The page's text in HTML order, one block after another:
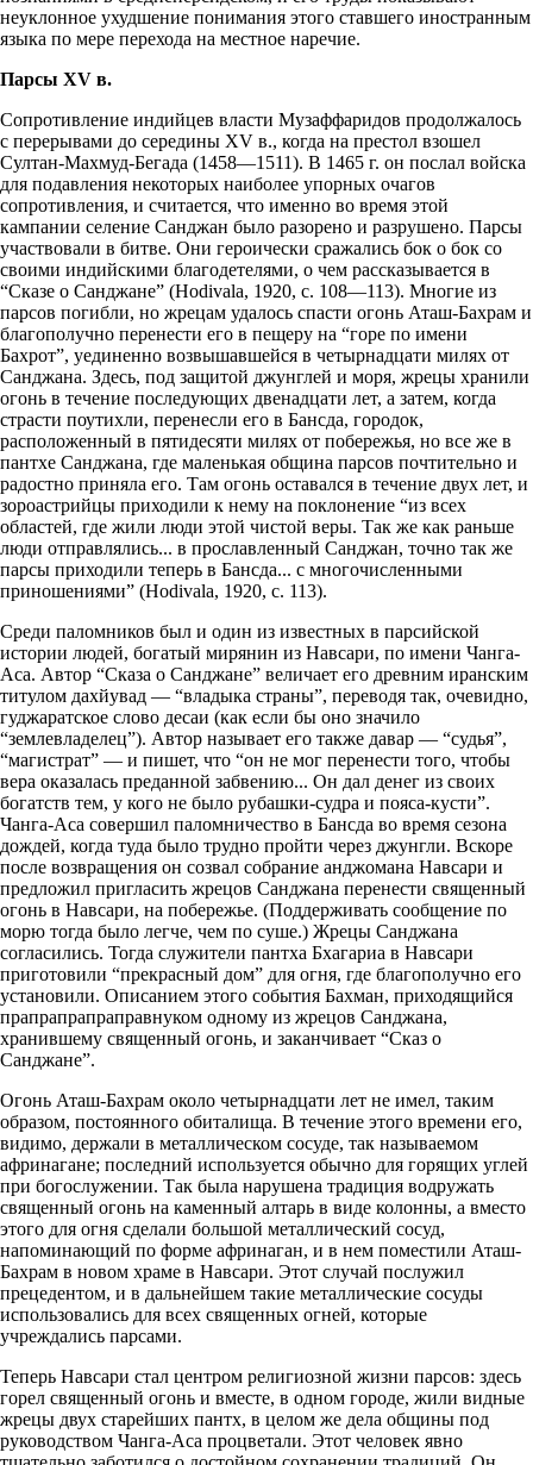
неуклонное ухудшение понимания этого ставшего иностранным
языка по мере перехода на местное наречие.
Парсы XV в.
Сопротивление индийцев власти Музаффаридов продолжалось
с перерывами до середины XV в., когда на престол взошел
Султан-Махмуд-Бегада (1458—1511). В 1465 г. он послал войска
для подавления некоторых наиболее упорных очагов
сопротивления, и считается, что именно во время этой
кампании селение Санджан было разорено и разрушено. Парсы
участвовали в битве. Они героически сражались бок о бок со
своими индийскими благодетелями, о чем рассказывается в
“Сказе о Санджане” (Hodivala, 1920, с. 108—113). Многие из
парсов погибли, но жрецам удалось спасти огонь Аташ-Бахрам и
благополучно перенести его в пещеру на “горе по имени
Бахрот”, уединенно возвышавшейся в четырнадцати милях от
Санджана. Здесь, под защитой джунглей и моря, жрецы хранили
огонь в течение последующих двенадцати лет, а затем, когда
страсти поутихли, перенесли его в Бансда, городок,
расположенный в пятидесяти милях от побережья, но все же в
пантхе Санджана, где маленькая община парсов почтительно и
радостно приняла его. Там огонь оставался в течение двух лет, и
зороастрийцы приходили к нему на поклонение “из всех
областей, где жили люди этой чистой веры. Так же как раньше
люди отправлялись... в прославленный Санджан, точно так же
парсы приходили теперь в Бансда... с многочисленными
приношениями” (Hodivala, 1920, с. 113).
Среди паломников был и один из известных в парсийской
истории людей, богатый мирянин из Навсари, по имени Чанга-
Аса. Автор “Сказа о Санджане” величает его древним иранским
титулом дахйувад — “владыка страны”, переводя так, очевидно,
гуджаратское слово десаи (как если бы оно значило
“землевладелец”). Автор называет его также давар — “судья”,
“магистрат” — и пишет, что “он не мог перенести того, чтобы
вера оказалась преданной забвению... Он дал денег из своих
богатств тем, у кого не было рубашки-судра и пояса-кусти”.
Чанга-Аса совершил паломничество в Бансда во время сезона
дождей, когда туда было трудно пройти через джунгли. Вскоре
после возвращения он созвал собрание анджомана Навсари и
предложил пригласить жрецов Санджана перенести священный
огонь в Навсари, на побережье. (Поддерживать сообщение по
морю тогда было легче, чем по суше.) Жрецы Санджана
согласились. Тогда служители пантха Бхагариа в Навсари
приготовили “прекрасный дом” для огня, где благополучно его
установили. Описанием этого события Бахман, приходящийся
прапрапрапраправнуком одному из жрецов Санджана,
хранившему священный огонь, и заканчивает “Сказ о
Санджане”.
Огонь Аташ-Бахрам около четырнадцати лет не имел, таким
образом, постоянного обиталища. В течение этого времени его,
видимо, держали в металлическом сосуде, так называемом
афринагане; последний используется обычно для горящих углей
при богослужении. Так была нарушена традиция водружать
священный огонь на каменный алтарь в виде колонны, а вместо
этого для огня сделали большой металлический сосуд,
напоминающий по форме афринаган, и в нем поместили Аташ-
Бахрам в новом храме в Навсари. Этот случай послужил
прецедентом, и в дальнейшем такие металлические сосуды
использовались для всех священных огней, которые
учреждались парсами.
Теперь Навсари стал центром религиозной жизни парсов: здесь
горел священный огонь и вместе, в одном городе, жили видные
жрецы двух старейших пантх, в целом же дела общины под
руководством Чанга-Аса процветали. Этот человек явно